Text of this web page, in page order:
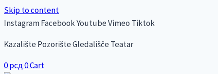
Skip to content
InstagramFacebookYoutubeVimeo Tiktok
Kazalište Pozorište Gledališče Teatar
0рсд0Cart